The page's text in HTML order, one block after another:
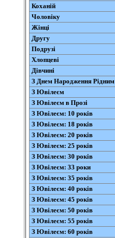
Коханій
Чоловіку
Жінці
Другу
Подрузі
Хлопцеві
Дівчині
З Днем Народження Рідним
З Ювілеєм
З Ювілеєм в Прозі
З Ювілеєм: 10 років
З Ювілеєм: 18 років
З Ювілеєм: 20 років
З Ювілеєм: 25 років
З Ювілеєм: 30 років
З Ювілеєм: 33 роки
З Ювілеєм: 35 років
З Ювілеєм: 40 років
З Ювілеєм: 45 років
З Ювілеєм: 50 років
З Ювілеєм: 55 років
З Ювілеєм: 60 років